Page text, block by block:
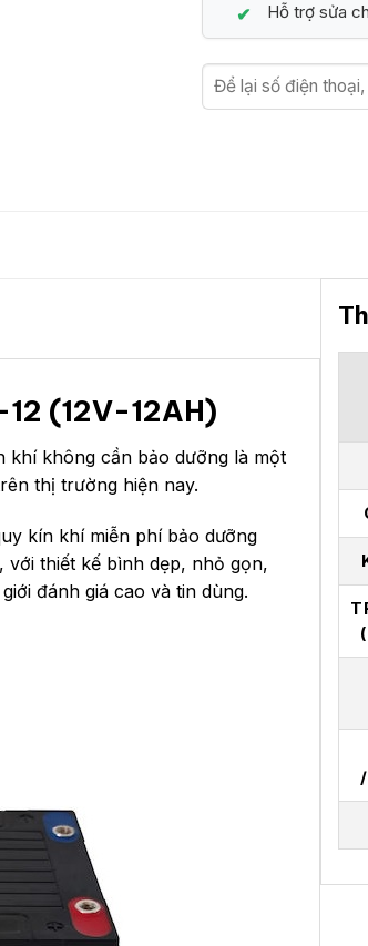
Hỗ trợ sửa
(12V-12AH)
khí không cần bảo dưỡng là một
thị trường hiện nay.
kín khí miễn phí bảo dưỡng
với thiết kế bình dẹp, nhỏ gọn,
đánh giá cao và tin dùng.